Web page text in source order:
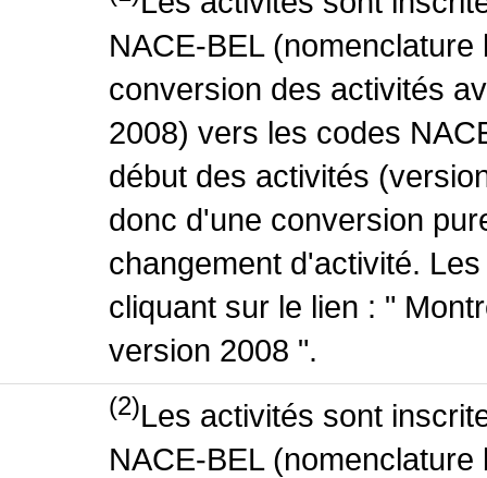
NACE-BEL
conversion des activités
2008) vers les codes
début des activités
donc d'une conversion
changement d'activité.
cliquant sur le lien : "
version 2008 ".
(2)Les activités sont
NACE-BEL